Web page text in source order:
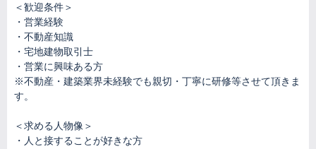
＜歓迎条件＞
・営業経験
・不動産知識
・宅地建物取引士
・営業に興味ある方
※不動産・建築業界未経験でも親切・丁寧に研修等させて頂きま
す。
＜求める人物像＞
・人と接することが好きな方